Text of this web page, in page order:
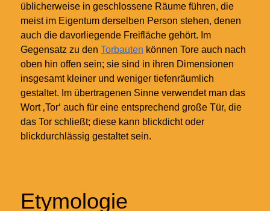
üblicherweise in geschlossene Räume führen, die
meist im Eigentum derselben Person stehen, denen
auch die davorliegende Freifläche gehört. Im
Gegensatz zu den Torbauten können Tore auch nach
oben hin offen sein; sie sind in ihren Dimensionen
insgesamt kleiner und weniger tiefenräumlich
gestaltet. Im übertragenen Sinne verwendet man das
Wort ‚Tor‘ auch für eine entsprechend große Tür, die
das Tor schließt; diese kann blickdicht oder
blickdurchlässig gestaltet sein.
Etymologie